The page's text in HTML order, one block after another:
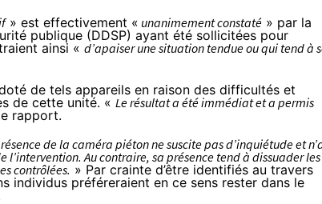
» est effectivement « unanimement constaté » par la
publique (DDSP) ayant été sollicitées pour
ainsi « d’apaiser une situation tendue ou qui tend à
de tels appareils en raison des difficultés et
de cette unité. « Le résultat a été immédiat et a permis
rapport.
de la caméra piéton ne suscite pas d’inquiétude et
l’intervention. Au contraire, sa présence tend à dissuader les
contrôlées. » Par crainte d’être identifiés au travers
individus préféreraient en ce sens rester dans le